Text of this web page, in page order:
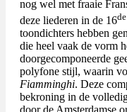
nog wel met fraaie
deze liederen in de 16de
toondichters hebben
die heel vaak de vorm
doorgecomponeerde
polyfone stijl, waarin
Fiamminghi. Deze
bekroning in de
door de Amsterdamse